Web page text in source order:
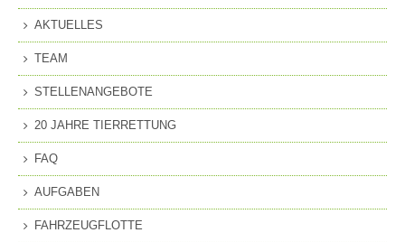
AKTUELLES
TEAM
STELLENANGEBOTE
20 JAHRE TIERRETTUNG
FAQ
AUFGABEN
FAHRZEUGFLOTTE